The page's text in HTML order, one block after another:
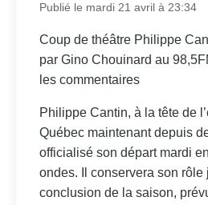
Publié le mardi 21 avril à 23:34
Coup de théâtre Philippe
par Gino Chouinard au
les commentaires
Philippe Cantin, à la tête de
Québec maintenant depuis
officialisé son départ mardi
ondes. Il conservera son rôle
conclusion de la saison,